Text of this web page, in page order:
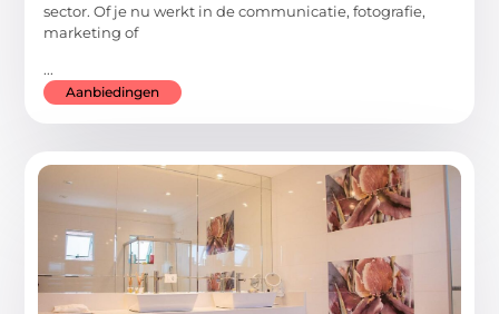
sector. Of je nu werkt in de communicatie, fotografie,
marketing of
...
Aanbiedingen